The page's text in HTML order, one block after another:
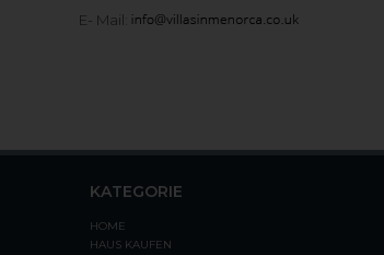
E- Mail:
KATEGORIE
HOME
HAUS KAUFEN